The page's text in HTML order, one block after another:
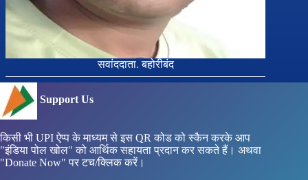
सवांददाता. बहोरीबंद
Support Us
किसी भी UPI ऐप्प के माध्यम से इस QR कोड को स्कैन करके आप
"इंडिया पोल खोल" को आर्थिक सहायता प्रदान कर सकते हैं। अथवा
"Donate Now" पर टच/क्लिक करें।